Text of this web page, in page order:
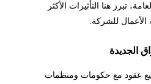
تبرز هنا التأثيرات الأكثر
للشركة.
الجديدة
عقود مع حكومات ومنظمات